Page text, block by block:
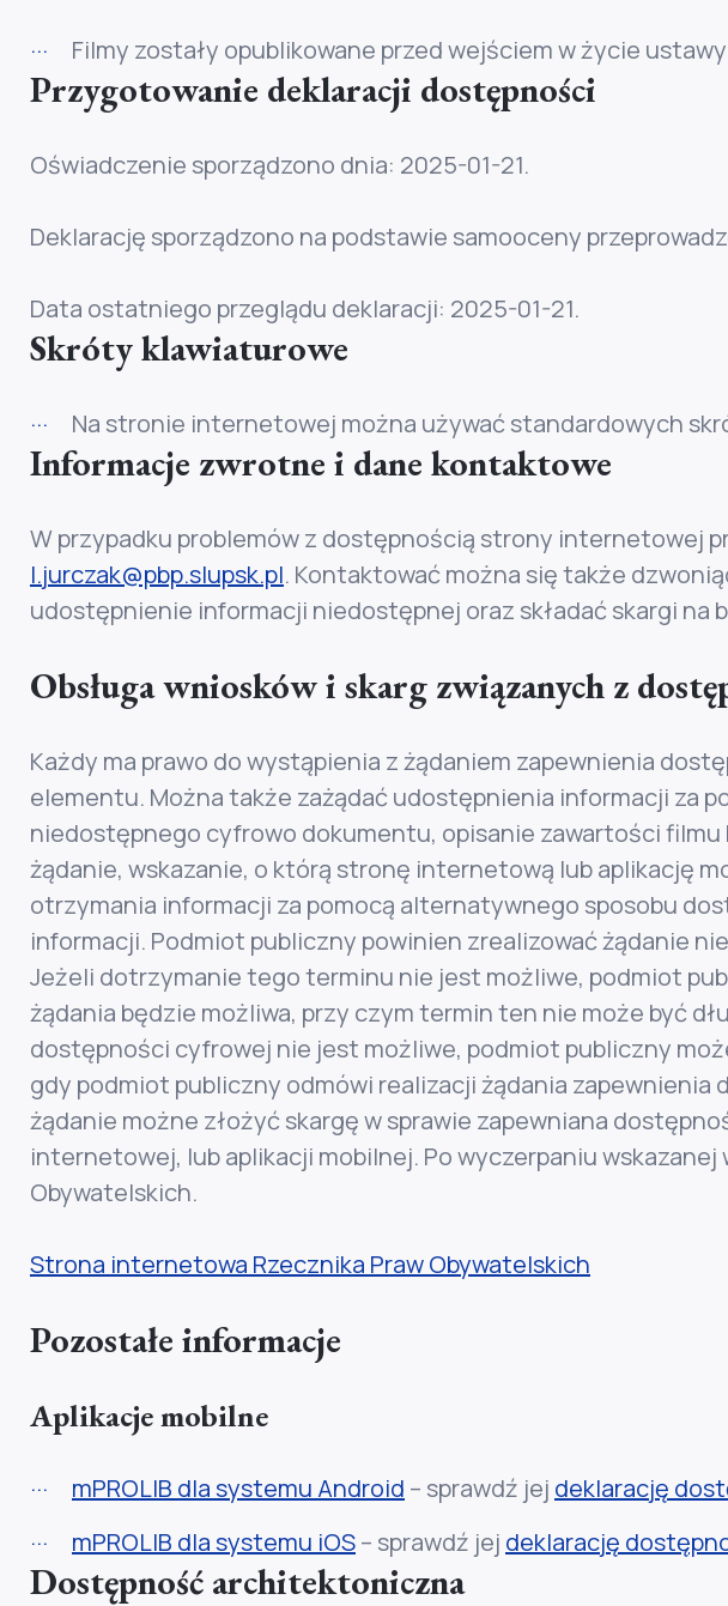
Filmy zostały opublikowane przed wejściem w życie
Przygotowanie deklaracji dostępności
Oświadczenie sporządzono dnia: 2025-01-21.
Deklarację sporządzono na podstawie samooceny
Data ostatniego przeglądu deklaracji: 2025-01-21.
Skróty klawiaturowe
Na stronie internetowej można używać standardowych
Informacje zwrotne i dane kontaktowe
W przypadku problemów z dostępnością strony internetowej
l.jurczak@pbp.slupsk.pl. Kontaktować można się także
udostępnienie informacji niedostępnej oraz składać skargi na
Obsługa wniosków i skarg związanych z
Każdy ma prawo do wystąpienia z żądaniem zapewnienia
elementu. Można także zażądać udostępnienia informacji za
niedostępnego cyfrowo dokumentu, opisanie zawartości filmu
żądanie, wskazanie, o którą stronę internetową lub aplikację
otrzymania informacji za pomocą alternatywnego sposobu
informacji. Podmiot publiczny powinien zrealizować żądanie
Jeżeli dotrzymanie tego terminu nie jest możliwe, podmiot
żądania będzie możliwa, przy czym termin ten nie może być
dostępności cyfrowej nie jest możliwe, podmiot publiczny
gdy podmiot publiczny odmówi realizacji żądania
żądanie możne złożyć skargę w sprawie zapewniana
internetowej, lub aplikacji mobilnej. Po wyczerpaniu
Obywatelskich.
Strona internetowa Rzecznika Praw Obywatelskich
Pozostałe informacje
Aplikacje mobilne
mPROLIB dla systemu Android – sprawdź jej deklarację
mPROLIB dla systemu iOS– sprawdź jej deklarację
Dostępność architektoniczna